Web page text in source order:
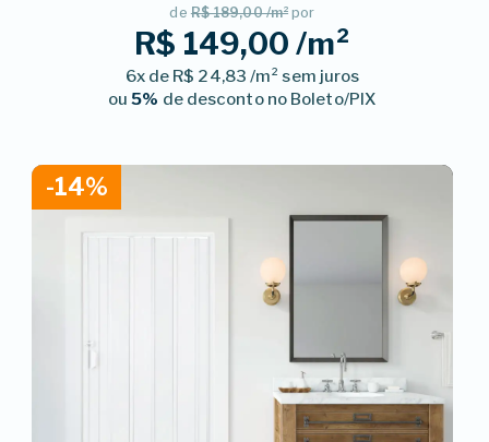
deR$ 189,00 /m² por
R$ 149,00 /m²
6x de R$ 24,83 /m² sem juros
ou5% de desconto no Boleto/PIX
-14%